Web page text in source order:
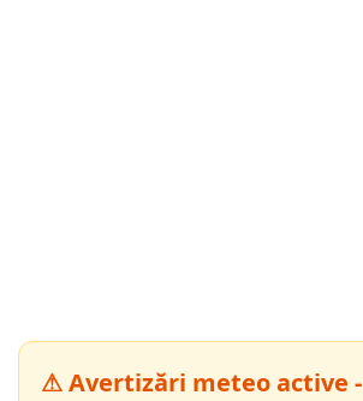
⚠ Avertizări meteo active -